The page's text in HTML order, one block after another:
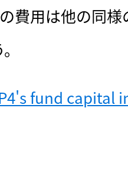
費用は他の同
fund capital